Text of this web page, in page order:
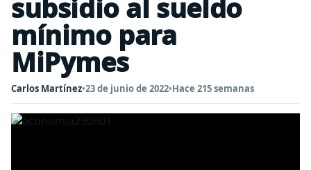
subsidio al sueldo
mínimo para
MiPymes
Carlos Martínez•23 de junio de 2022•Hace 215 semanas